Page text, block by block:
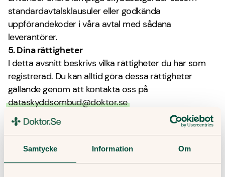
Samtycke Information Om
standardavtalsklausuler eller godkända
uppförandekoder i våra avtal med sådana
leverantörer.
5. Dina rättigheter
I detta avsnitt beskrivs vilka rättigheter du har som
registrerad. Du kan alltid göra dessa rättigheter
gällande genom att kontakta oss på
dataskyddsombud@doktor.se
5.1 Rätten till tillgång, din journal och information
om åtkomst till dina personuppgifter
behandlar om dig kan du begära att få tillgång till
uppgifterna. Informationen kommer då att lämnas i